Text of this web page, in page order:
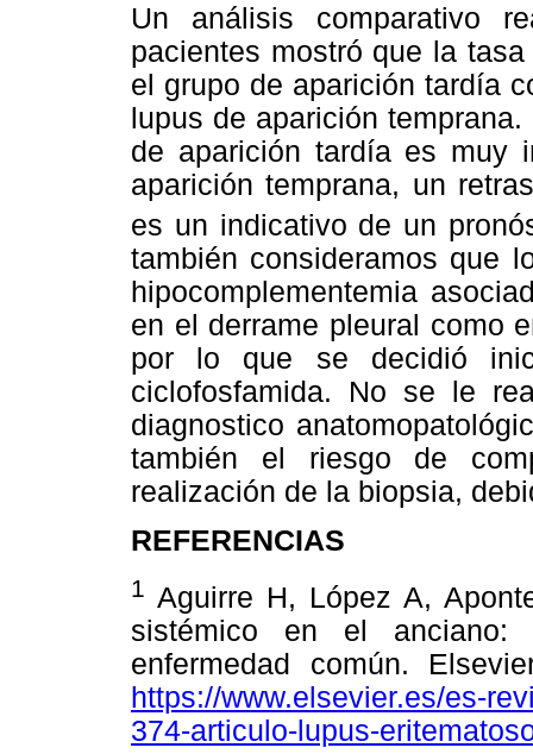
Un análisis comparativo
pacientes mostró que la
el grupo de aparición tardía
lupus de aparición
de aparición tardía es muy
aparición temprana, un
es un indicativo de un
también consideramos que
hipocomplementemia
en el derrame pleural como
por lo que se decidió
ciclofosfamida. No se le
diagnostico
también el riesgo de
realización de la biopsia,
REFERENCIAS
1
Aguirre H, López A,
sistémico en el anciano:
enfermedad común.
https://www.elsevier.es/es-
374-articulo-lupus-